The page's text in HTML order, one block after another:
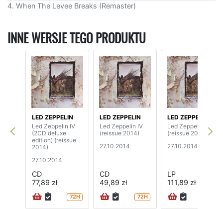
4. When The Levee Breaks (Remaster)
INNE WERSJE TEGO PRODUKTU
LED ZEPPELIN
Led Zeppelin IV
(2CD deluxe
edition) (reissue
2014)
27.10.2014
CD
77,89 zł
72H
LED ZEPPELIN
Led Zeppelin IV
(reissue 2014)
27.10.2014
CD
49,89 zł
72H
LED ZEPPELIN
Led Zeppelin IV
(reissue 2014)
27.10.2014
LP
111,89 zł